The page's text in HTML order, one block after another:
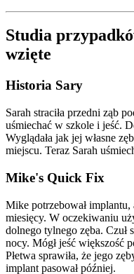
Studia
wzięte
Historia Sary
Sarah straciła przedni ząb
uśmiechać w szkole i jeść.
Wyglądała jak jej własne
miejscu. Teraz Sarah
Mike's Quick Fix
Mike potrzebował implantu,
miesięcy. W oczekiwaniu
dolnego tylnego zęba. Czuł
nocy. Mógł jeść większość
Płetwa sprawiła, że jego
implant pasował później.